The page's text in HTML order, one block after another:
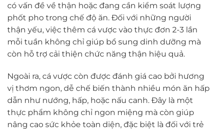
có vấn đề về thận hoặc đang cần kiểm soát lượng
phốt pho trong chế độ ăn. Đối với những người
thận yếu, việc thêm cá vược vào thực đơn 2-3 lần
mỗi tuần không chỉ giúp bổ sung dinh dưỡng mà
còn hỗ trợ cải thiện chức năng thận hiệu quả.
Ngoài ra, cá vược còn được đánh giá cao bởi hương
vị thơm ngon, dễ chế biến thành nhiều món ăn hấp
dẫn như nướng, hấp, hoặc nấu canh. Đây là một
thực phẩm không chỉ ngon miệng mà còn giúp
nâng cao sức khỏe toàn diện, đặc biệt là đối với trẻ